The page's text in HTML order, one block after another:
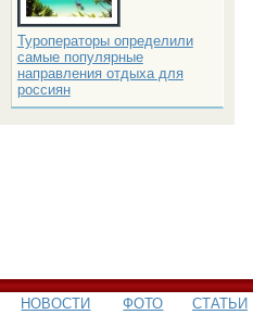
Туроператоры определили
самые популярные
направления отдыха для
россиян
НОВОСТИ ФОТО СТАТЬИ